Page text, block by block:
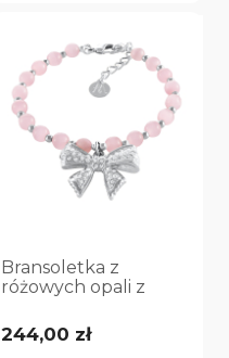
Bransoletka z
różowych opali z
kryształkami Aria
Princess Collection
244,00 zł